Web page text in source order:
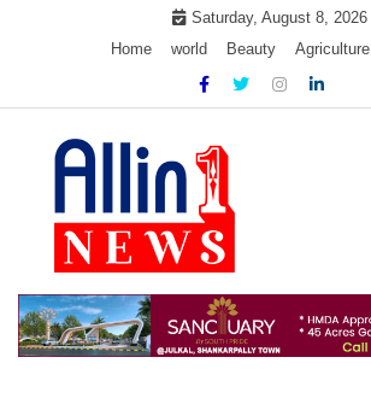
Saturday, August 8, 2026
Home
world Beauty Agriculture
Allin1news